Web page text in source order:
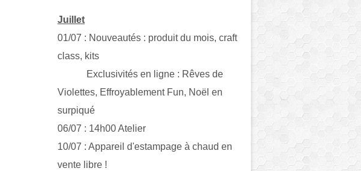
Juillet
01/07 : Nouveautés : produit du mois, craft
class, kits
Exclusivités en ligne : Rêves de
Violettes, Effroyablement Fun, Noël en
surpiqué
06/07 : 14h00 Atelier
10/07 : Appareil d'estampage à chaud en
vente libre !